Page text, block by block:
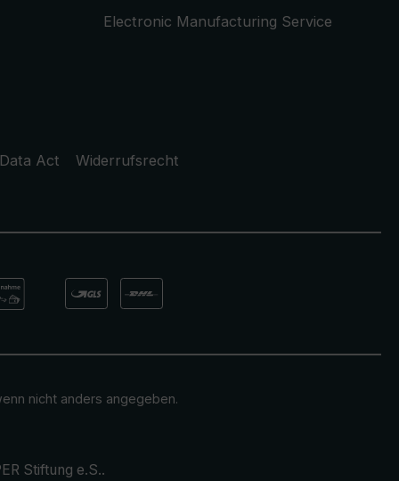
Electronic Manufacturing Service
Act Widerrufsrecht
nicht anders angegeben.
Stiftung e.S..